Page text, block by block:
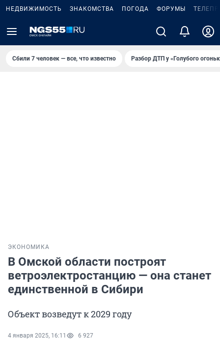
НЕДВИЖИМОСТЬ ЗНАКОМСТВА ПОГОДА ФОРУМЫ
Сбили 7 человек — все, что известно Разбор ДТП у «Голубого
ЭКОНОМИКА
В Омской области построят
ветроэлектростанцию — она станет
единственной в Сибири
Объект возведут к 2029 году
4 января 2025, 16:11 6 927